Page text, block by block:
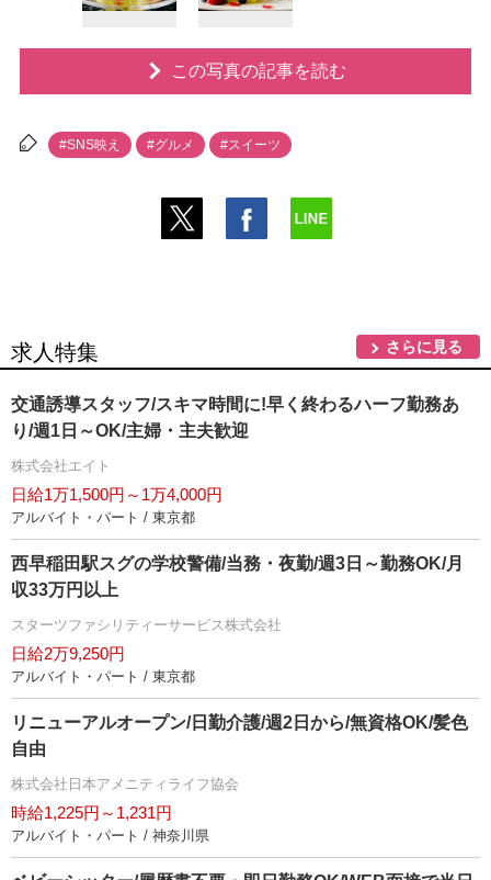
この写真の記事を読む
#SNS映え #グルメ #スイーツ
求人特集 さらに見る
交通誘導スタッフ/スキマ時間に!早く終わるハーフ勤務あ
り/週1日～OK/主婦・主夫歓迎
株式会社エイト
日給1万1,500円～1万4,000円
アルバイト・パート / 東京都
西早稲田駅スグの学校警備/当務・夜勤/週3日～勤務OK/月
収33万円以上
スターツファシリティーサービス株式会社
日給2万9,250円
アルバイト・パート / 東京都
リニューアルオープン/日勤介護/週2日から/無資格OK/髪色
自由
株式会社日本アメニティライフ協会
時給1,225円～1,231円
アルバイト・パート / 神奈川県